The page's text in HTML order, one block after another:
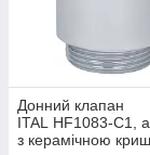
Донний клапан
ITAL HF1083-C1,
з керамічною